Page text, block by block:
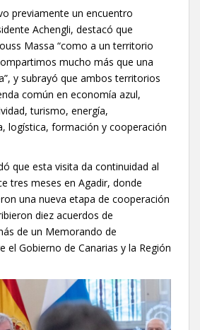
previamente un encuentro
Achengli, destacó que
Massa “como a un territorio
mucho más que una
y subrayó que ambos territorios
común en economía azul,
turismo, energía,
logística, formación y cooperación
que esta visita da continuidad al
tres meses en Agadir, donde
una nueva etapa de cooperación
diez acuerdos de
de un Memorando de
el Gobierno de Canarias y la Región